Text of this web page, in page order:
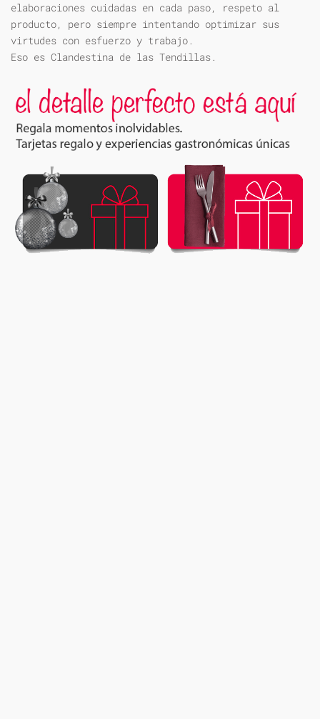
elaboraciones cuidadas en cada paso, respeto al
producto, pero siempre intentando optimizar sus
virtudes con esfuerzo y trabajo.
Eso es Clandestina de las Tendillas.